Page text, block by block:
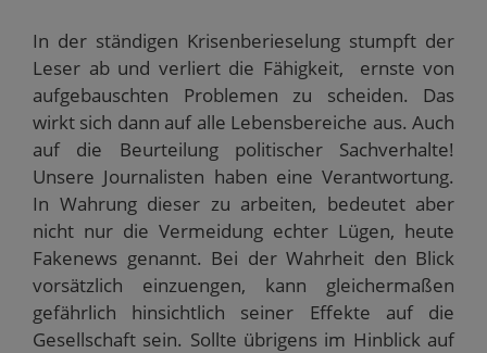
In der ständigen Krisenberieselung stumpft der
Leser ab und verliert die Fähigkeit, ernste von
aufgebauschten Problemen zu scheiden. Das
wirkt sich dann auf alle Lebensbereiche aus. Auch
auf die Beurteilung politischer Sachverhalte!
Unsere Journalisten haben eine Verantwortung.
In Wahrung dieser zu arbeiten, bedeutet aber
nicht nur die Vermeidung echter Lügen, heute
Fakenews genannt. Bei der Wahrheit den Blick
vorsätzlich einzuengen, kann gleichermaßen
gefährlich hinsichtlich seiner Effekte auf die
Gesellschaft sein. Sollte übrigens im Hinblick auf